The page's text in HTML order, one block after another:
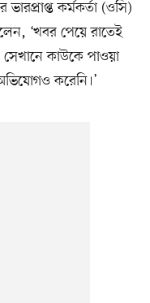
কর্মকর্তা (ওসি)
‘খবর পেয়ে রাতেই
কাউকে পাওয়া
করেনি।’